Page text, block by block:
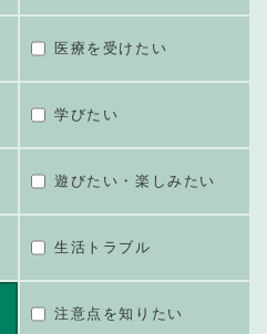
医療を受けたい
学びたい
遊びたい・楽しみたい
生活トラブル
注意点を知りたい